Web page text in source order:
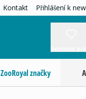
Kontakt Přihlášení k
ZooRoyal značky